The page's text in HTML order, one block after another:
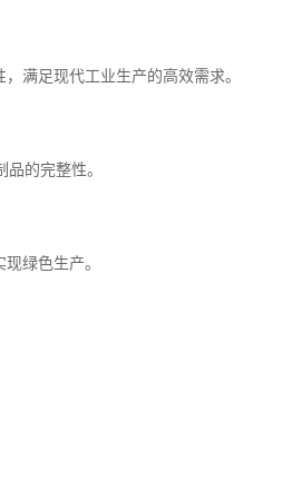
满足现代工业生产的高效需求。
的完整性。
绿色生产。